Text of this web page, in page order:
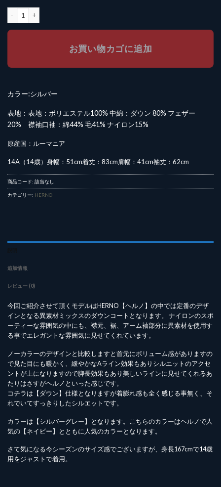
カラー:シルバー
表地：表地：ポリエステル100% 中綿：ダウン 80% フェザー
20% 襟袖口袖：綿44% 毛41% ナイロン15%
原産国：ルーマニア
14A（14歳）身幅： 51cm着丈： 83cm肩幅： 41cm袖丈： 62cm
お買い物カゴに追加
商品コード: 該当なし
カテゴリー: HERNO
追加情報
レビュー (0)
今回ご紹介させて頂くモデルはHERNO【ヘルノ】の中では定番のデザ
インとなる異素材ミックスのダウンコートとなります。 ナイロンのスポ
ーティーな雰囲気の中にも、襟元、裾、アーム袖部分に異素材を使用す
る事でエレガントな雰囲気に見せてくれています。
ノーカラーのデザインと比較しますと首元にボリューム感がありますの
で見た目にも暖かく、緩やかなAライン効果もありシルエットのアクセ
ントが上になりますので脚長効果もあり美しいラインに見せてくれるあ
たりはさすがヘルノといった感じです。
コチラは【ダウン】仕様となりますが着膨れ感も全く感じる事無く、そ
れでいてすっきりしたシルエットです。
カラーは【シルバーグレー】となります。こちらのカラーはヘルノで人
気の【ネイビー】とともに人気のカラーとなります。
さて気になる今シーズンのサイズ感でございますが、身長167cmで14歳
用をジャストで着用。